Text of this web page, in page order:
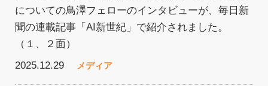
についての鳥澤フェローのインタビューが、毎日新
聞の連載記事「AI新世紀」で紹介されました。
（１、２面）
2025.12.29
メディア